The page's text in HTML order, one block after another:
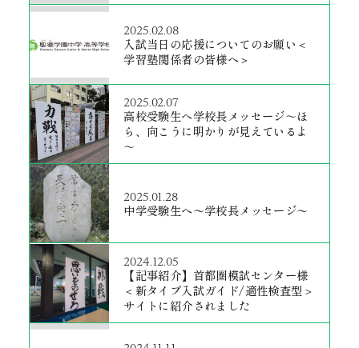
2025.02.08
入試当日の応援についてのお願い＜
学習塾関係者の皆様へ＞
2025.02.07
高校受験生へ学校長メッセージ～ほ
ら、向こうに明かりが見えているよ
～
2025.01.28
中学受験生へ〜学校長メッセージ〜
2024.12.05
【記事紹介】首都圏模試センター様
＜新タイプ入試ガイド/適性検査型＞
サイトに紹介されました